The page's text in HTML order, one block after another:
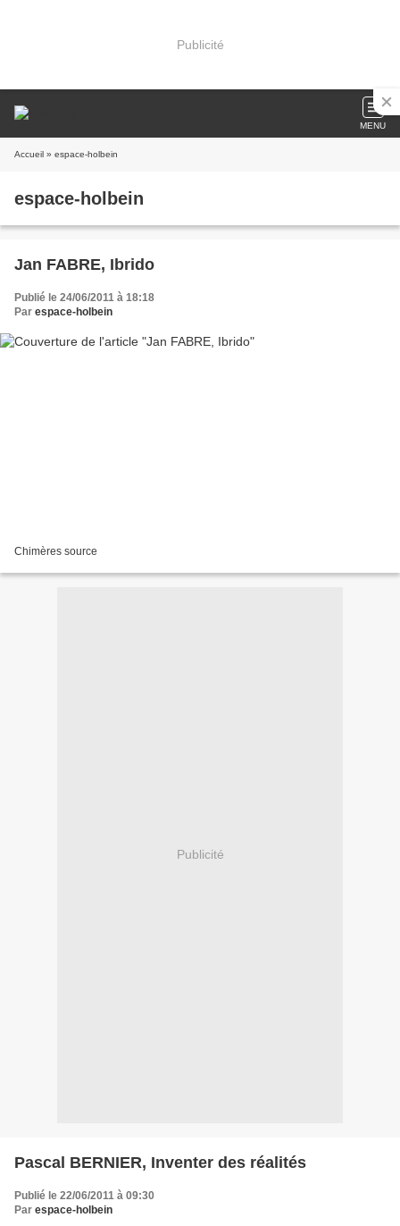
Publicité
MENU
Accueil » espace-holbein
espace-holbein
Jan FABRE, Ibrido
Publié le 24/06/2011 à 18:18
Par espace-holbein
Chimères source
Publicité
Pascal BERNIER, Inventer des réalités
Publié le 22/06/2011 à 09:30
Par espace-holbein